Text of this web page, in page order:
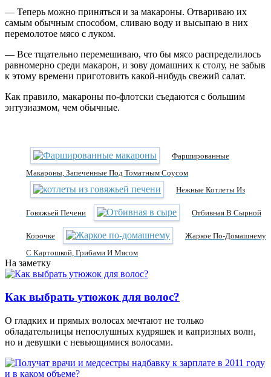
— Теперь можно приняться и за макароны. Отвариваю их
самым обычным способом, сливаю воду и высыпаю в них
перемолотое мясо с луком.
— Все тщательно перемешиваю, что бы мясо распределилось
равномерно среди макарон, и зову домашних к столу, не забыв
к этому времени приготовить какой-нибудь свежий салат.
Как правило, макароны по-флотски съедаются с большим
энтузиазмом, чем обычные.
Фаршированные
Макароны, Запеченные Под Томатным Соусом
Нежные Котлеты Из
Говяжьей Печени Отбивная В Сырной
Корочке
Жаркое По-Домашнему
С Картошкой, Грибами И Мясом
На заметку
Как выбрать утюжок для волос?
О гладких и прямых волосах мечтают не только
обладательницы непослушных кудряшек и капризных волн,
но и девушки с невьющимися волосами.